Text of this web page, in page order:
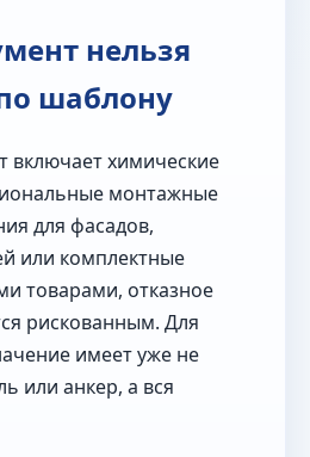
нельзя
шаблону
включает химические
монтажные
для фасадов,
или комплектные
товарами, отказное
рискованным. Для
имеет уже не
или анкер, а вся